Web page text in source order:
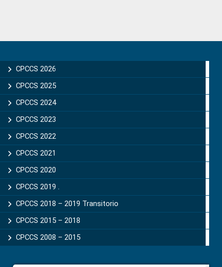
Sidebar
CPCCS 2026
CPCCS 2025
CPCCS 2024
CPCCS 2023
CPCCS 2022
CPCCS 2021
CPCCS 2020
CPCCS 2019 .
CPCCS 2018 – 2019 Transitorio
CPCCS 2015 – 2018
CPCCS 2008 – 2015